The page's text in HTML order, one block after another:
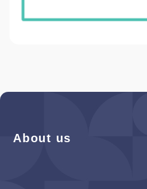
About us